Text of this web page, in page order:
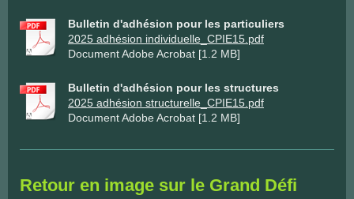
Bulletin d'adhésion pour les particuliers
2025 adhésion individuelle_CPIE15.pdf
Document Adobe Acrobat [1.2 MB]
Bulletin d'adhésion pour les structures
2025 adhésion structurelle_CPIE15.pdf
Document Adobe Acrobat [1.2 MB]
Retour en image sur le Grand Défi